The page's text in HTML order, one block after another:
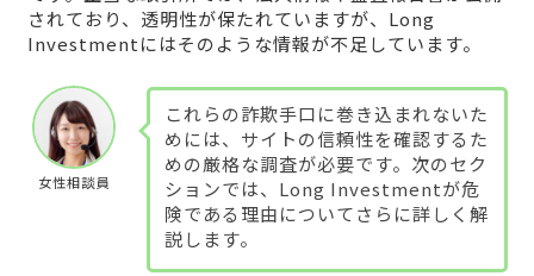
されており、透明性が保たれていますが、Long
Investmentにはそのような情報が不足しています。
女性相談員
これらの詐欺手口に巻き込まれないた
めには、サイトの信頼性を確認するた
めの厳格な調査が必要です。次のセク
ションでは、Long Investmentが危
険である理由についてさらに詳しく解
説します。